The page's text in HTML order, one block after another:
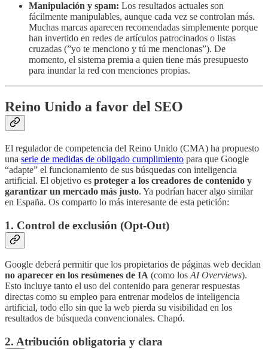
Manipulación y spam: Los resultados actuales son
fácilmente manipulables, aunque cada vez se controlan más.
Muchas marcas aparecen recomendadas simplemente porque
han invertido en redes de artículos patrocinados o listas
cruzadas (”yo te menciono y tú me mencionas”). De
momento, el sistema premia a quien tiene más presupuesto
para inundar la red con menciones propias.
Reino Unido a favor del SEO
El regulador de competencia del Reino Unido (CMA) ha propuesto
una serie de medidas de obligado cumplimiento para que Google
“adapte” el funcionamiento de sus búsquedas con inteligencia
artificial. El objetivo es proteger a los creadores de contenido y
garantizar un mercado más justo. Ya podrían hacer algo similar
en España. Os comparto lo más interesante de esta petición:
1. Control de exclusión (Opt-Out)
Google deberá permitir que los propietarios de páginas web decidan
no aparecer en los resúmenes de IA (como los AI Overviews).
Esto incluye tanto el uso del contenido para generar respuestas
directas como su empleo para entrenar modelos de inteligencia
artificial, todo ello sin que la web pierda su visibilidad en los
resultados de búsqueda convencionales. Chapó.
2. Atribución obligatoria y clara